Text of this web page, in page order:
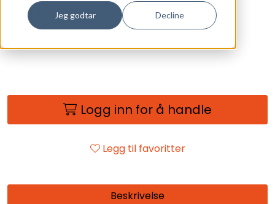
Jeg godtar Decline
Ant. i pakke: 1
Logg inn for å handle
Legg til favoritter
Beskrivelse